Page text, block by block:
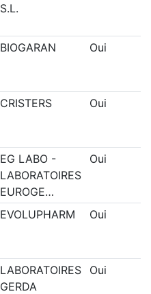
S.L.
BIOGARAN Oui
CRISTERS Oui
EG LABO -
LABORATOIRES
EUROGE…
Oui
EVOLUPHARM Oui
LABORATOIRES
GERDA
Oui